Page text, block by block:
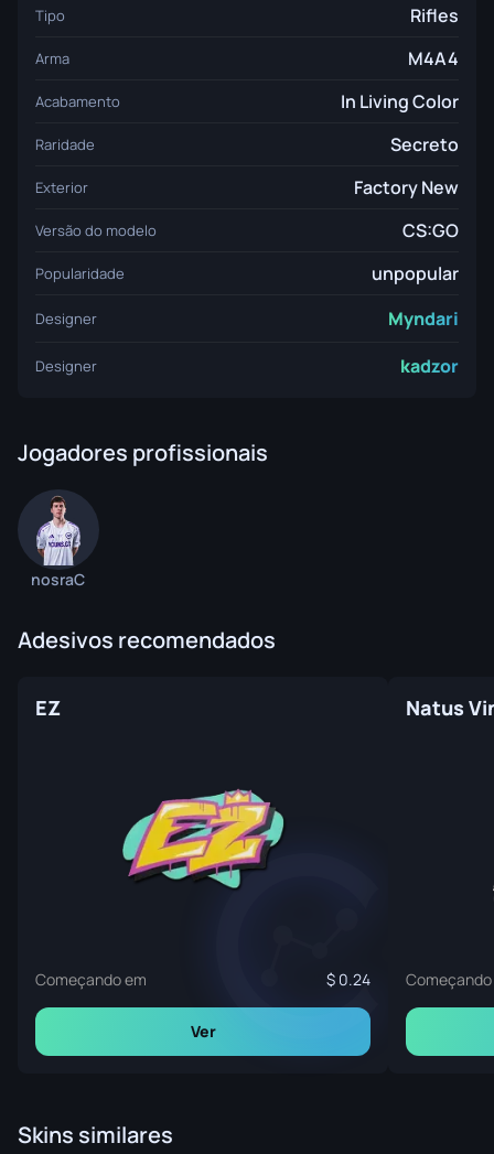
Tipo Rifles
Arma M4A4
Acabamento In Living Color
Raridade Secreto
Exterior Factory New
Versão do modelo CS:GO
Popularidade unpopular
Designer Myndari
Designer kadzor
Jogadores profissionais
nosraC
Adesivos recomendados
EZ
Começando em 0.24
Ver
Natus
Skins similares